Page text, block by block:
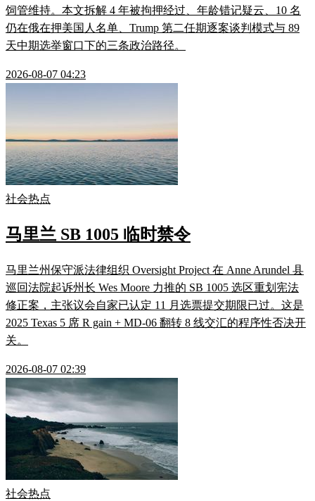
饲管维持。本文拆解 4 年被拘押经过、年龄错记疑云、10 名
仍在俄在押美国人名单、Trump 第二任期逐案谈判模式与 89
天中期选举窗口下的三条政治路径。
2026-08-07 04:23
社会热点
马里兰 SB 1005 临时禁令
马里兰州保守派法律组织 Oversight Project 在 Anne Arundel 县
巡回法院起诉州长 Wes Moore 力推的 SB 1005 选区重划宪法
修正案，主张议会自家已认定 11 月选票提交期限已过。这是
2025 Texas 5 席 R gain + MD-06 翻转 8 线交汇的程序性否决开
关。
2026-08-07 02:39
社会热点